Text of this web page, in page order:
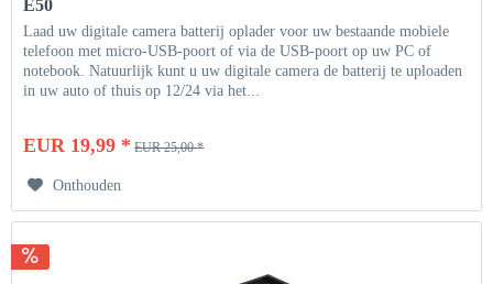
E50
Laad uw digitale camera batterij oplader voor uw bestaande mobiele
telefoon met micro-USB-poort of via de USB-poort op uw PC of
notebook. Natuurlijk kunt u uw digitale camera de batterij te uploaden
in uw auto of thuis op 12/24 via het...
EUR 19,99 * EUR 25,00 *
Onthouden